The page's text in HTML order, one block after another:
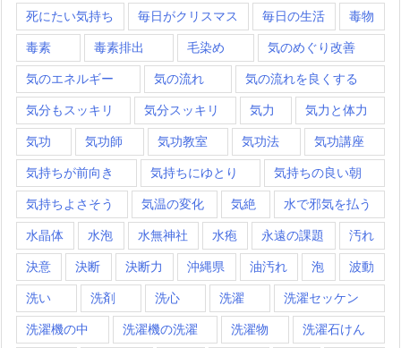
死にたい気持ち 毎日がクリスマス 毎日の生活 毒物
毒素 毒素排出 毛染め 気のめぐり改善
気のエネルギー 気の流れ 気の流れを良くする
気分もスッキリ 気分スッキリ 気力 気力と体力
気功 気功師 気功教室 気功法 気功講座
気持ちが前向き 気持ちにゆとり 気持ちの良い朝
気持ちよさそう 気温の変化 気絶 水で邪気を払う
水晶体 水泡 水無神社 水疱 永遠の課題 汚れ
決意 決断 決断力 沖縄県 油汚れ 泡 波動
洗い 洗剤 洗心 洗濯 洗濯セッケン
洗濯機の中 洗濯機の洗濯 洗濯物 洗濯石けん